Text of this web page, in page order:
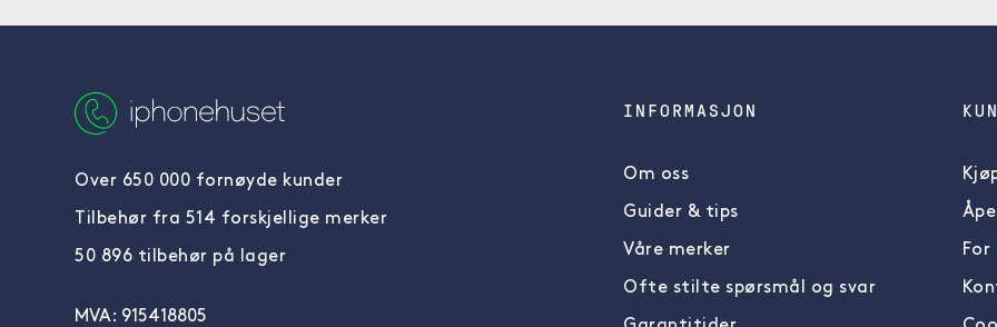
Over 650 000 fornøyde kunder
Tilbehør fra 514 forskjellige merker
50 896 tilbehør på lager
MVA: 915418805
INFORMASJON
Om oss
Guider & tips
Våre merker
Ofte stilte spørsmål og svar